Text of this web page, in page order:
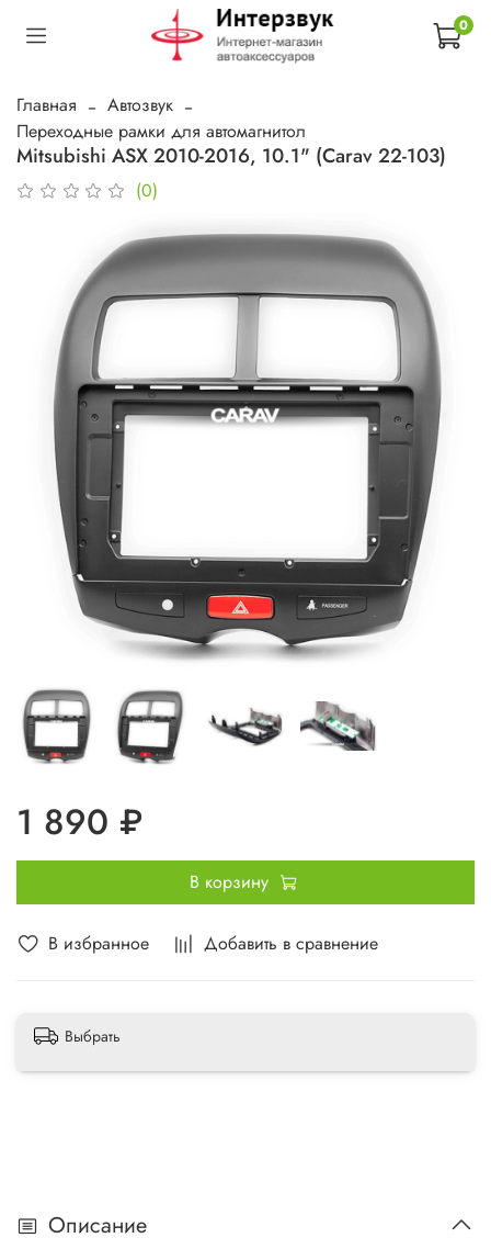
0
Главная
Автозвук
Переходные рамки для автомагнитол
Mitsubishi ASX 2010-2016, 10.1" (Carav 22-103)
(0)
В избранное Добавить в сравнение
1 890 ₽
В корзину
Выбрать
Описание